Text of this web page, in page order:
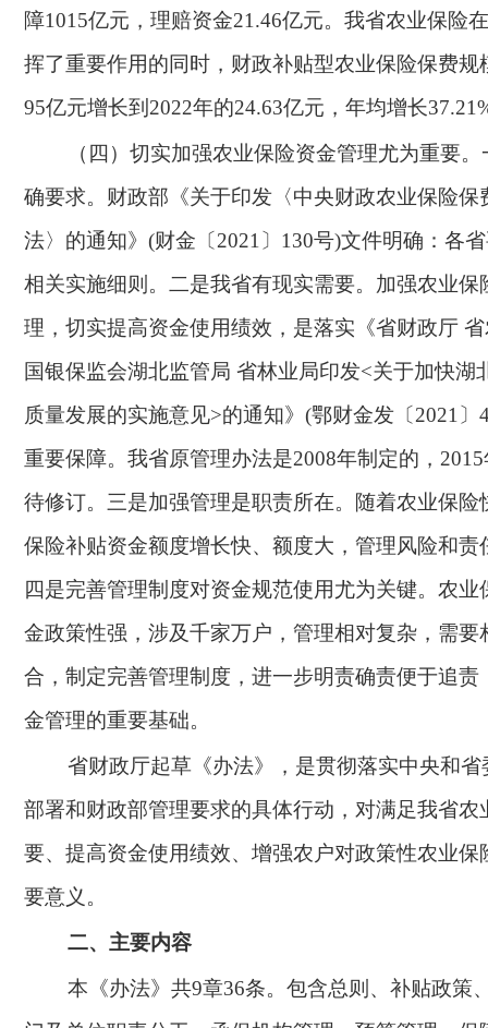
障1015亿元，理赔资金21.46亿元。我省农业保险
挥了重要作用的同时，财政补贴型农业保险保费规
95亿元增长到2022年的24.63亿元，年均增长
（四）切实加强农业保险资金管理尤为重要
确要求。财政部《关于印发〈中央财政农业保险保
法〉的通知》 (财金〔2021〕130号)文件明确：各
相关实施细则。二是我省有现实需要。加强农业保
理，切实提高资金使用绩效，是落实《省财政厅
国银保监会湖北监管局 省林业局印发<关于加快湖
质量发展的实施意见>的通知》(鄂财金发〔2021〕
重要保障。我省原管理办法是2008年制定的，
待修订。三是加强管理是职责所在。随着农业保险
保险补贴资金额度增长快、额度大，管理风险和责
四是完善管理制度对资金规范使用尤为关键。农业
金政策性强，涉及千家万户，管理相对复杂，需要
合，制定完善管理制度，进一步明责确责便于追责
金管理的重要基础。
省财政厅起草《办法》，是贯彻落实中央和
部署和财政部管理要求的具体行动，对满足我省农
要、提高资金使用绩效、增强农户对政策性农业保
要意义。
二、主要内容
本《办法》共9章36条。包含总则、补贴政策